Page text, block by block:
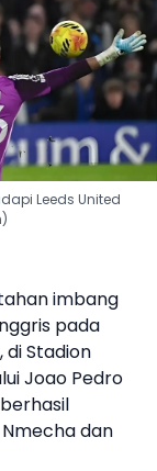
Leeds United
imbang
pada
di Stadion
Joao Pedro
dan